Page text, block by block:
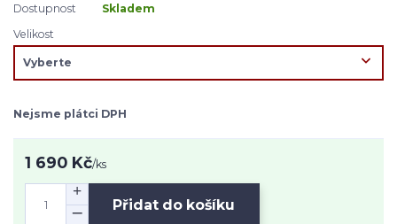
Dostupnost
Skladem
Velikost
Nejsme plátci DPH
1 690 Kč/ks
Přidat do košíku